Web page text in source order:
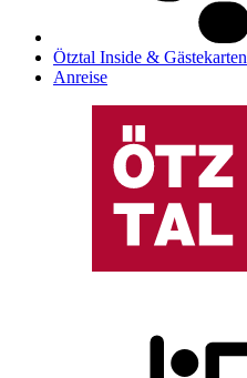
Ötztal Inside & Gästekarten
Anreise